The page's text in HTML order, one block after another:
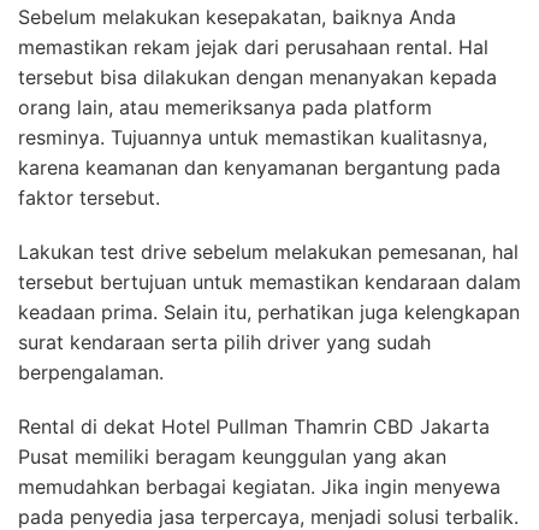
Sebelum melakukan kesepakatan, baiknya Anda
memastikan rekam jejak dari perusahaan rental. Hal
tersebut bisa dilakukan dengan menanyakan kepada
orang lain, atau memeriksanya pada platform
resminya. Tujuannya untuk memastikan kualitasnya,
karena keamanan dan kenyamanan bergantung pada
faktor tersebut.
Lakukan test drive sebelum melakukan pemesanan, hal
tersebut bertujuan untuk memastikan kendaraan dalam
keadaan prima. Selain itu, perhatikan juga kelengkapan
surat kendaraan serta pilih driver yang sudah
berpengalaman.
Rental di dekat Hotel Pullman Thamrin CBD Jakarta
Pusat memiliki beragam keunggulan yang akan
memudahkan berbagai kegiatan. Jika ingin menyewa
pada penyedia jasa terpercaya, menjadi solusi terbalik.